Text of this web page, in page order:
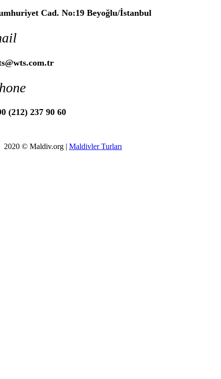
Cad. No:19 Beyoğlu/İstanbul
(212) 237 90 60
2020 © Maldiv.org | Maldivler Turları